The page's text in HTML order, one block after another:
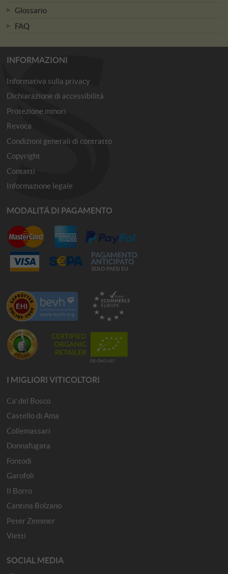
Glossario
FAQ
INFORMAZIONI
Informativa sulla privacy
Dichiarazione di accessibilità
Protezione minori
Revoca
Condizioni generali di contratto
Copyright
Contatti
Informazione legale
MODALITÁ DI PAGAMENTO
I MIGLIORI VITICOLTORI
Ca' del Bosco
Castello di Ama
Collemassari
Donnafugata
Fontodi
Garofoli
Il Borro
Cantina Bolzano
Peter Zemmer
Vietti
SOCIAL MEDIA